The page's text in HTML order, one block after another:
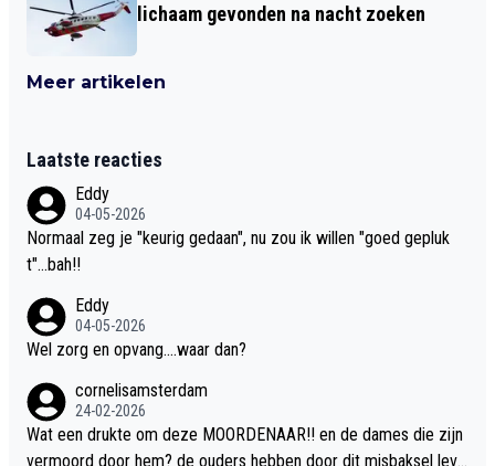
lichaam gevonden na nacht zoeken
Meer artikelen
Laatste reacties
Eddy
04-05-2026
Normaal zeg je "keurig gedaan", nu zou ik willen "goed gepluk
t"...bah!!
Eddy
04-05-2026
Wel zorg en opvang....waar dan?
cornelisamsterdam
24-02-2026
Wat een drukte om deze MOORDENAAR!! en de dames die zijn
vermoord door hem? de ouders hebben door dit misbaksel leve